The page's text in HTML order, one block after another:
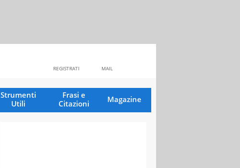
MAIL
REGISTRATI
Strumenti
Utili
Frasi e
Citazioni
Magazine